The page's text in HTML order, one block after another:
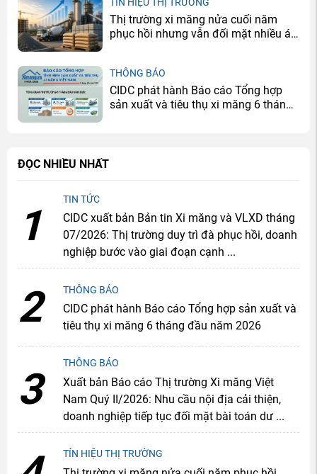
Thị trường xi măng nửa cuối năm
phục hồi nhưng vẫn đối mặt nhiều áp
THÔNG BÁO
CIDC phát hành Báo cáo Tổng hợp
sản xuất và tiêu thụ xi măng 6 tháng
ĐỌC NHIỀU NHẤT
1
TIN TỨC
CIDC xuất bản Bản tin Xi măng và VLXD tháng
07/2026: Thị trường duy trì đà phục hồi, doanh
nghiệp bước vào giai đoạn cạnh ...
2 THÔNG BÁO
CIDC phát hành Báo cáo Tổng hợp sản xuất và
tiêu thụ xi măng 6 tháng đầu năm 2026
3
THÔNG BÁO
Xuất bản Báo cáo Thị trường Xi măng Việt
Nam Quý II/2026: Nhu cầu nội địa cải thiện,
doanh nghiệp tiếp tục đối mặt bài toán dư ...
TÍN HIỆU THỊ TRƯỜNG